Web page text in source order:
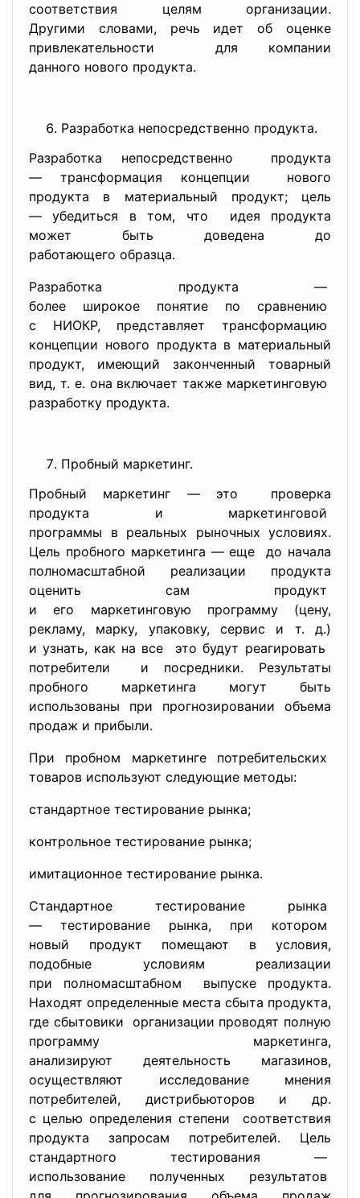
соответствия целям организации.
Другими словами, речь идет об оценке
привлекательности для компании
данного нового продукта.
Разработка непосредственно продукта.
Разработка непосредственно продукта
— трансформация концепции нового
продукта в материальный продукт; цель
— убедиться в том, что идея продукта
может быть доведена до
работающего образца.
Разработка продукта —
более широкое понятие по сравнению
с НИОКР, представляет трансформацию
концепции нового продукта в материальный
продукт, имеющий законченный товарный
вид, т. е. она включает также маркетинговую
разработку продукта.
Пробный маркетинг.
Пробный маркетинг — это проверка
продукта и маркетинговой
программы в реальных рыночных условиях.
Цель пробного маркетинга — еще до начала
полномасштабной реализации продукта
оценить сам продукт
и его маркетинговую программу (цену,
рекламу, марку, упаковку, сервис и т. д.)
и узнать, как на все это будут реагировать
потребители и посредники. Результаты
пробного маркетинга могут быть
использованы при прогнозировании объема
продаж и прибыли.
При пробном маркетинге потребительских
товаров используют следующие методы:
стандартное тестирование рынка;
контрольное тестирование рынка;
имитационное тестирование рынка.
Стандартное тестирование рынка
— тестирование рынка, при котором
новый продукт помещают в условия,
подобные условиям реализации
при полномасштабном выпуске продукта.
Находят определенные места сбыта продукта,
где сбытовики организации проводят полную
программу маркетинга,
анализируют деятельность магазинов,
осуществляют исследование мнения
потребителей, дистрибьюторов и др.
с целью определения степени соответствия
продукта запросам потребителей. Цель
стандартного тестирования —
использование полученных результатов